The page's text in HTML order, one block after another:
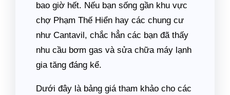
bao giờ hết. Nếu bạn sống gần khu vực
chợ Phạm Thế Hiển hay các chung cư
như Cantavil, chắc hẳn các bạn đã thấy
nhu cầu bơm gas và sửa chữa máy lạnh
gia tăng đáng kể.
Dưới đây là bảng giá tham khảo cho các